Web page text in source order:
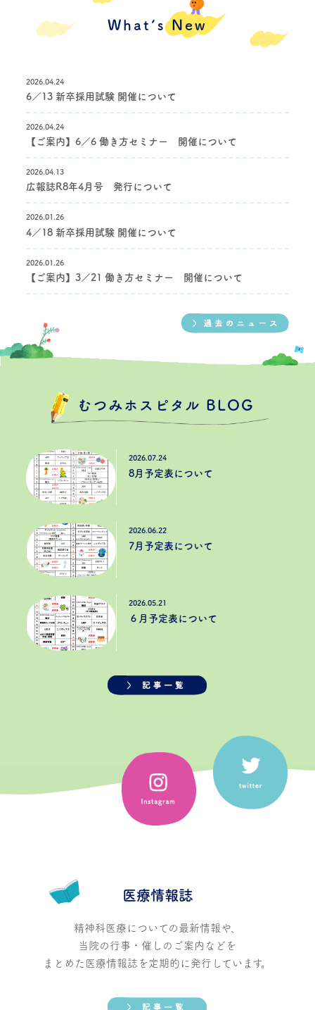
What’s New
2026.04.24
6／13 新卒採用試験 開催について
2026.04.24
【ご案内】6／6 働き方セミナー 開催について
2026.04.13
広報誌R8年4月号 発行について
2026.01.26
4／18 新卒採用試験 開催について
2026.01.26
【ご案内】3／21 働き方セミナー 開催について
むつみホスピタル BLOG
2026.07.24
8月予定表について
2026.06.22
7月予定表について
2026.05.21
６月予定表について
医療情報誌
精神科医療についての最新情報や、
当院の行事・催しのご案内などを
まとめた医療情報誌を定期的に発行しています。